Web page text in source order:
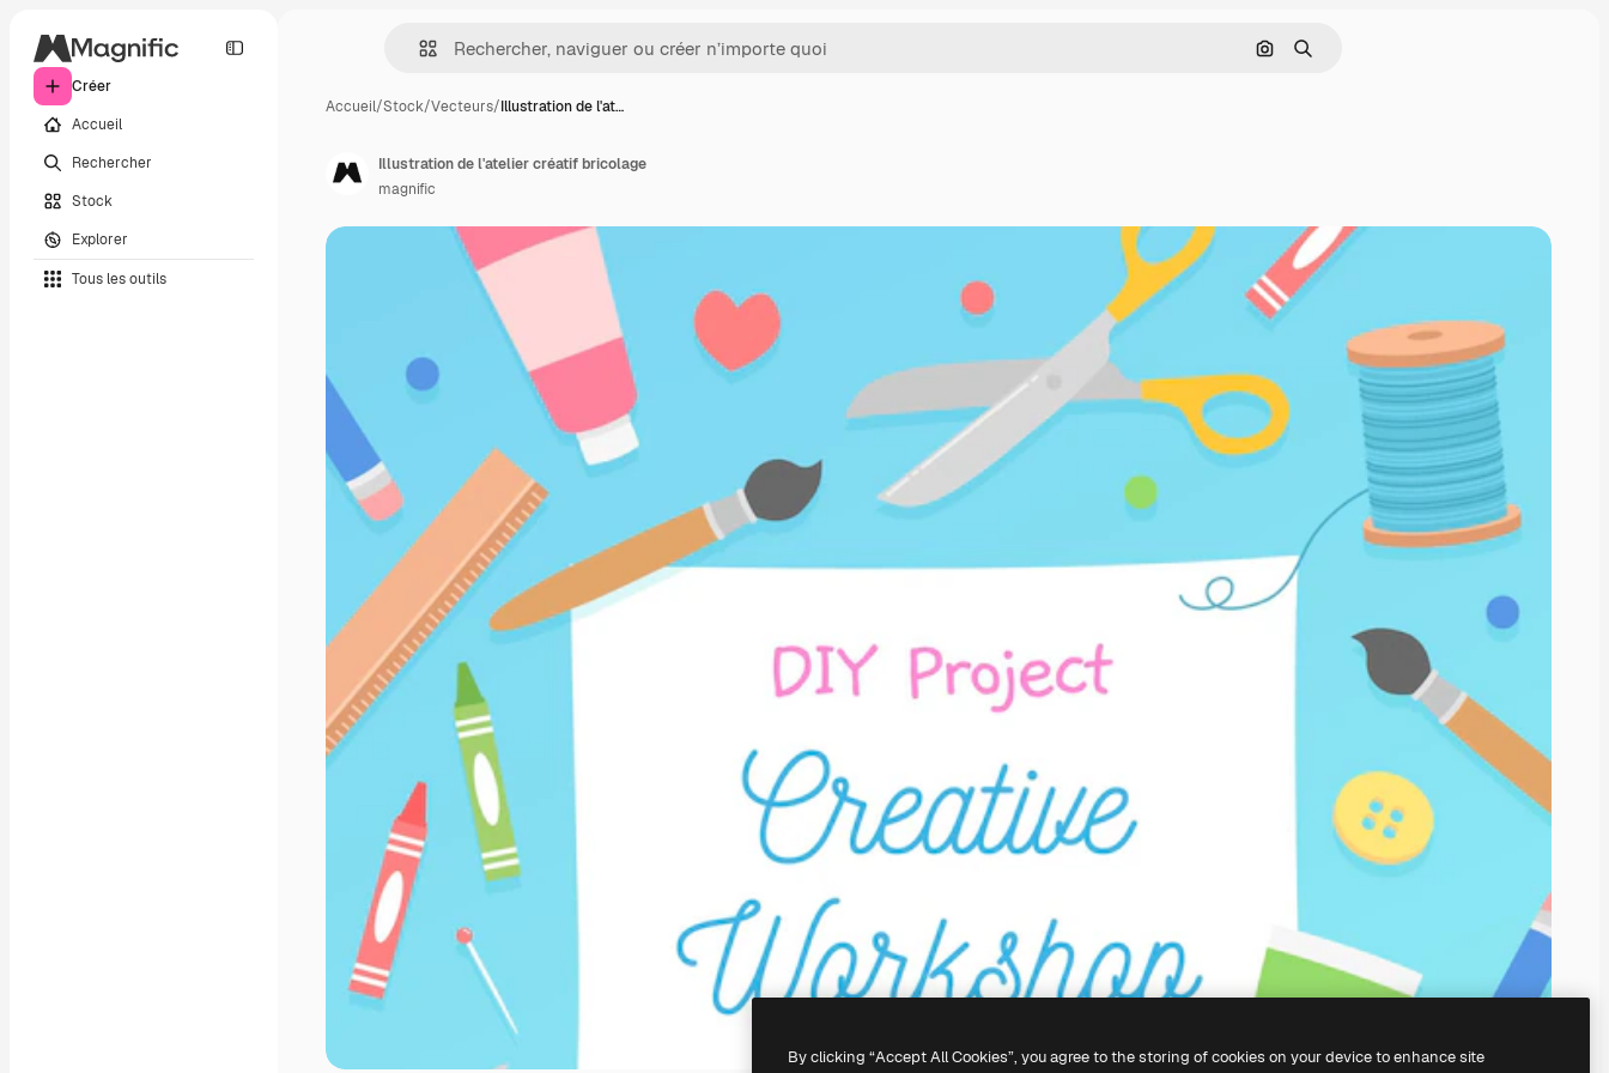
Créer
Accueil
Rechercher
Stock
Explorer
Tous les outils
Rechercher par image
Rechercher
Accueil/Stock/Vecteurs/Illustration de l'at…
Illustration de l'atelier créatif bricolage
magnific
By clicking “Accept All Cookies”, you agree to the storing of cookies on your device to enhance site